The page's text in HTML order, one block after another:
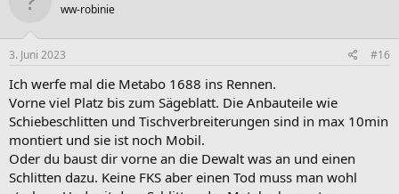
ww-robinie
3. Juni 2023 #16
Ich werfe mal die Metabo 1688 ins Rennen.
Vorne viel Platz bis zum Sägeblatt. Die Anbauteile wie
Schiebeschlitten und Tischverbreiterungen sind in max 10min
montiert und sie ist noch Mobil.
Oder du baust dir vorne an die Dewalt was an und einen
Schlitten dazu. Keine FKS aber einen Tod muss man wohl